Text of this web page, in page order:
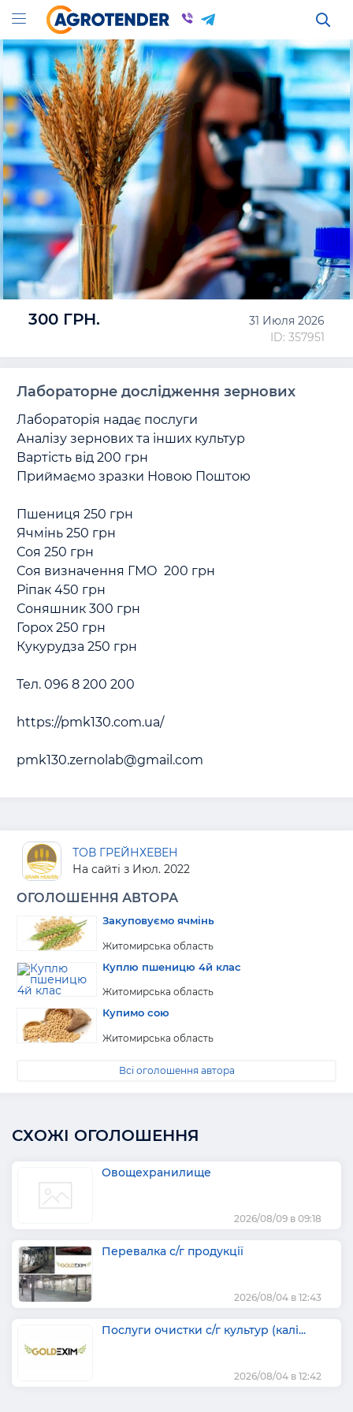
300 ГРН.
31 Июля 2026
ID: 357951
Лабораторне дослідження зернових
Лабораторія надає послуги
Аналізу зернових та інших культур
Вартість від 200 грн
Приймаємо зразки Новою Поштою
Пшениця 250 грн
Ячмінь 250 грн
Соя 250 грн
Соя визначення ГМО  200 грн
Ріпак 450 грн
Соняшник 300 грн
Горох 250 грн
Кукурудза 250 грн
Тел. 096 8 200 200
https://pmk130.com.ua/
pmk130.zernolab@gmail.com
ТОВ ГРЕЙНХЕВЕН
На сайті з Июл. 2022
ОГОЛОШЕННЯ АВТОРА
Закуповуємо ячмінь
Житомирська область
Куплю пшеницю 4й клас
Житомирська область
Купимо сою
Житомирська область
Всі оголошення автора
СХОЖІ ОГОЛОШЕННЯ
Овощехранилище
2026/08/09 в 09:18
Перевалка с/г продукції
2026/08/04 в 12:43
Послуги очистки с/г культур (калі...
2026/08/04 в 12:42